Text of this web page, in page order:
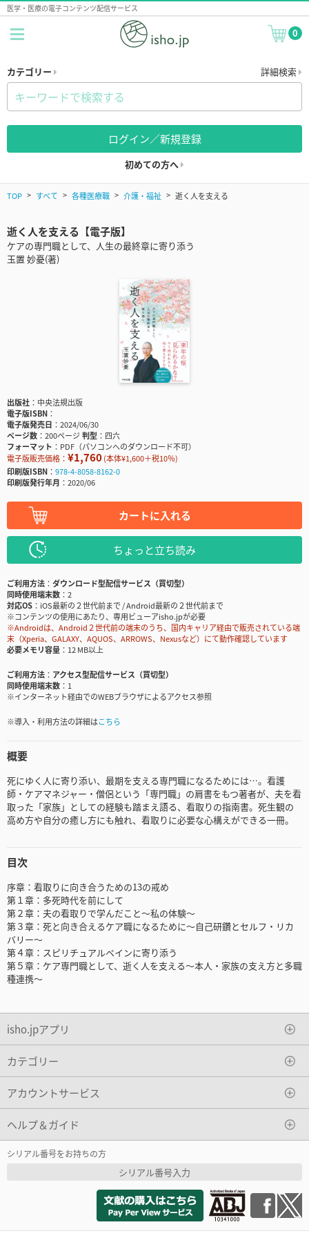
医学・医療の電子コンテンツ配信サービス
0
カテゴリー 詳細検索
ログイン／新規登録
初めての方へ
TOP すべて 各種医療職 介護・福祉 逝く人を支える
逝く人を支える【電子版】
ケアの専門職として、人生の最終章に寄り添う
玉置 妙憂(著)
出版社
中央法規出版
電子版ISBN
電子版発売日
2024/06/30
ページ数
200ページ判型
四六
フォーマット
PDF（パソコンへのダウンロード不可）
電子版販売価格： ¥1,760(本体¥1,600＋税10％)
印刷版ISBN
978-4-8058-8162-0
印刷版発行年月
2020/06
カートに入れる
ちょっと立ち読み
ご利用方法
ダウンロード型配信サービス（買切型）
同時使用端末数
2
対応OS
iOS最新の２世代前まで / Android最新の２世代前まで
※コンテンツの使用にあたり、専用ビューアisho.jpが必要
※Androidは、Android２世代前の端末のうち、国内キャリア経由で販売されている端
末（Xperia、GALAXY、AQUOS、ARROWS、Nexusなど）にて動作確認しています
必要メモリ容量
12 MB以上
ご利用方法
アクセス型配信サービス（買切型）
同時使用端末数
1
※インターネット経由でのWEBブラウザによるアクセス参照
※導入・利用方法の詳細はこちら
概要
死にゆく人に寄り添い、最期を支える専門職になるためには…。看護
師・ケアマネジャー・僧侶という「専門職」の肩書をもつ著者が、夫を看
取った「家族」としての経験も踏まえ語る、看取りの指南書。死生観の
高め方や自分の癒し方にも触れ、看取りに必要な心構えができる一冊。
目次
序章：看取りに向き合うための13の戒め
第１章：多死時代を前にして
第２章：夫の看取りで学んだこと～私の体験～
第３章：死と向き合えるケア職になるために～自己研鑽とセルフ・リカ
バリー～
第４章：スピリチュアルペインに寄り添う
第５章：ケア専門職として、逝く人を支える～本人・家族の支え方と多職
種連携～
isho.jpアプリ
カテゴリー
アカウントサービス
ヘルプ＆ガイド
シリアル番号をお持ちの方
シリアル番号入力